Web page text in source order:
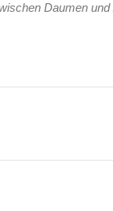
Daumen